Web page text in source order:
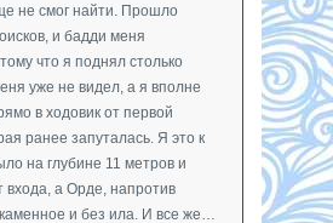
не смог найти. Прошло
и бадди меня
что я поднял столько
уже не видел, а я вполне
в ходовик от первой
ранее запуталась. Я это к
на глубине 11 метров и
входа, а Орде, напротив
и без ила. И все же…